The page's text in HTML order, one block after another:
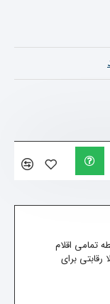
تمامی اقلام
رقابتی برای